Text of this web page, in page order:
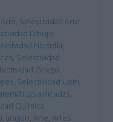
, Selectividad Arte
Dibujo
Filosofía,
, Selectividad
Griego,
, Selectividad Latin,
aplicadas,
Química
, aragon, Arte, Artes